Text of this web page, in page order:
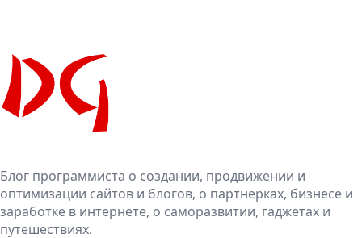
Блог программиста о создании, продвижении и
оптимизации сайтов и блогов, о партнерках, бизнесе и
заработке в интернете, о саморазвитии, гаджетах и
путешествиях.